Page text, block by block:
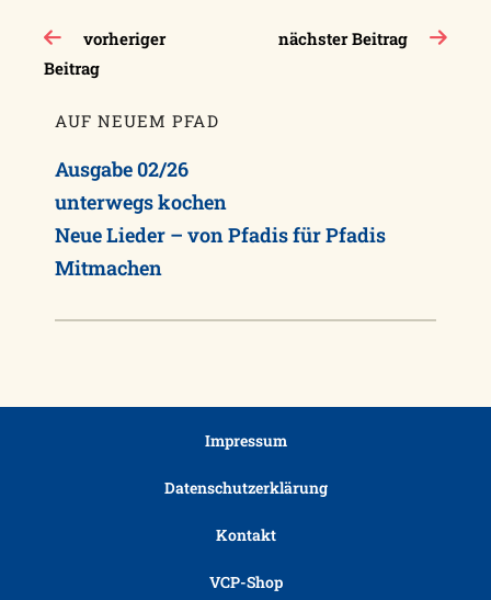
Beitragsnavigation
vorheriger
Beitrag
nächster Beitrag
AUF NEUEM PFAD
Ausgabe 02/26
unterwegs kochen
Neue Lieder – von Pfadis für Pfadis
Mitmachen
Impressum
Datenschutzerklärung
Kontakt
VCP-Shop